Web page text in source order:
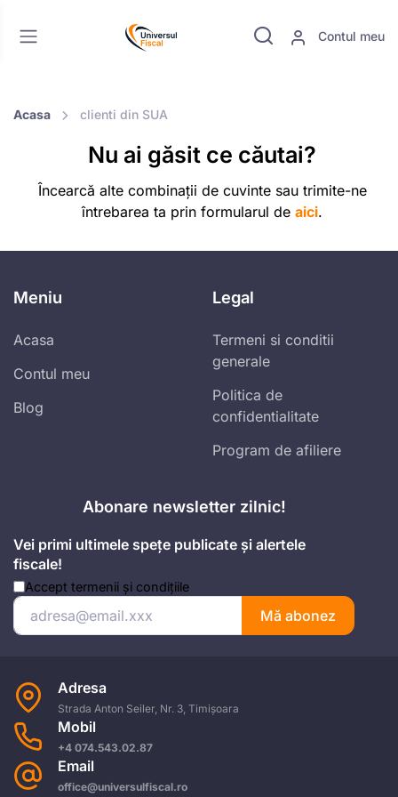
Contul meu
Acasa clienti din SUA
Nu ai găsit ce căutai?
Încearcă alte combinații de cuvinte sau trimite-ne
întrebarea ta prin formularul de aici.
Meniu
Acasa
Contul meu
Blog
Legal
Termeni si conditii
generale
Politica de
confidentialitate
Program de afiliere
Abonare newsletter zilnic!
Vei primi ultimele spețe publicate și alertele
fiscale!
Accept termenii și condițiile
Mă abonez
Adresa
Strada Anton Seiler, Nr. 3, Timișoara
Mobil
+4 074.543.02.87
Email
office@universulfiscal.ro